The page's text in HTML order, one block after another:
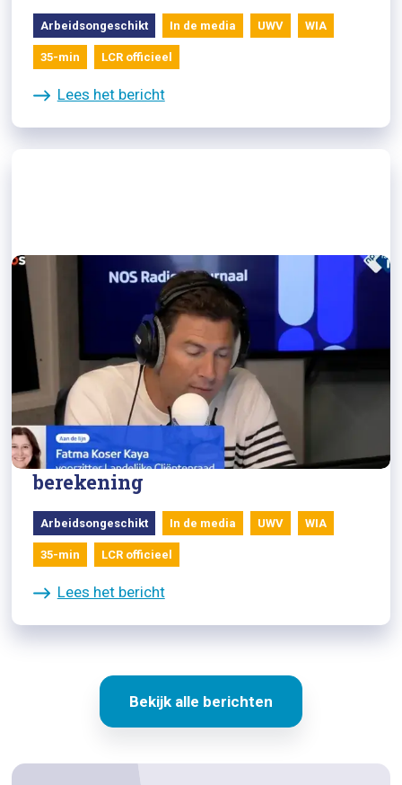
Arbeidsongeschikt In de media UWV WIA
35-min LCR officieel
Lees het bericht
10/09/2024
NOS radiojournaal meldt veel
vragen van burgers over WIA-
berekening
Arbeidsongeschikt In de media UWV WIA
35-min LCR officieel
Lees het bericht
Bekijk alle berichten